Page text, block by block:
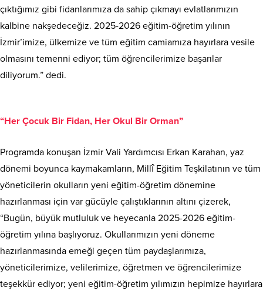
çıktığımız gibi fidanlarımıza da sahip çıkmayı evlatlarımızın
kalbine nakşedeceğiz. 2025-2026 eğitim-öğretim yılının
İzmir’imize, ülkemize ve tüm eğitim camiamıza hayırlara vesile
olmasını temenni ediyor; tüm öğrencilerimize başarılar
diliyorum.” dedi.
“Her Çocuk Bir Fidan, Her Okul Bir Orman”
Programda konuşan İzmir Vali Yardımcısı Erkan Karahan, yaz
dönemi boyunca kaymakamların, Millî Eğitim Teşkilatının ve tüm
yöneticilerin okulların yeni eğitim-öğretim dönemine
hazırlanması için var gücüyle çalıştıklarının altını çizerek,
“Bugün, büyük mutluluk ve heyecanla 2025-2026 eğitim-
öğretim yılına başlıyoruz. Okullarımızın yeni döneme
hazırlanmasında emeği geçen tüm paydaşlarımıza,
yöneticilerimize, velilerimize, öğretmen ve öğrencilerimize
teşekkür ediyor; yeni eğitim-öğretim yılımızın hepimize hayırlara